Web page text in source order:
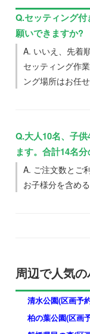
Q.セッティング
願いできますか?
A. いいえ、先着
セッティング作
ング場所はお任
Q.大人10名、子
ます。合計14名
A. ご注文数とご
お子様分を含め
周辺で人気
清水公園(区画予
柏の葉公園(区画